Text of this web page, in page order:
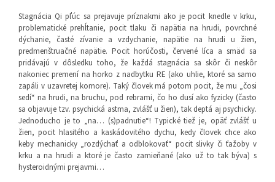
Stagnácia Qi pľúc sa prejavuje príznakmi ako je pocit knedle v krku,
problematické prehĺtanie, pocit tlaku či napätia na hrudi, povrchné
dýchanie, časté zívanie a vzdychanie, napätie na hrudi u žien,
predmenštruačné napätie. Pocit horúčosti, červené líca a smäd sa
pridávajú v dôsledku toho, že každá stagnácia sa skôr či neskôr
nakoniec premení na horko z nadbytku RE (ako uhlie, ktoré sa samo
zapáli v uzavretej komore). Taký človek má potom pocit, že mu „čosi
sedí“ na hrudi, na bruchu, pod rebrami, čo ho dusí ako fyzicky (často
sa objavuje tzv. psychická astma, zvlášť u žien), tak deptá aj psychicky.
Jednoducho je to „na… (s)padnutie“! Typické tiež je, opäť zvlášť u
žien, pocit hlasitého a kaskádovitého dychu, kedy človek chce ako
keby mechanicky „rozdýchať a odblokovať“ pocit slivky či ťažoby v
krku a na hrudi a ktoré je často zamieňané (ako už to tak býva) s
hysteroidnými prejavmi…